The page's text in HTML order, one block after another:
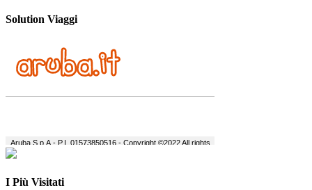
Solution Viaggi
I Più Visitati